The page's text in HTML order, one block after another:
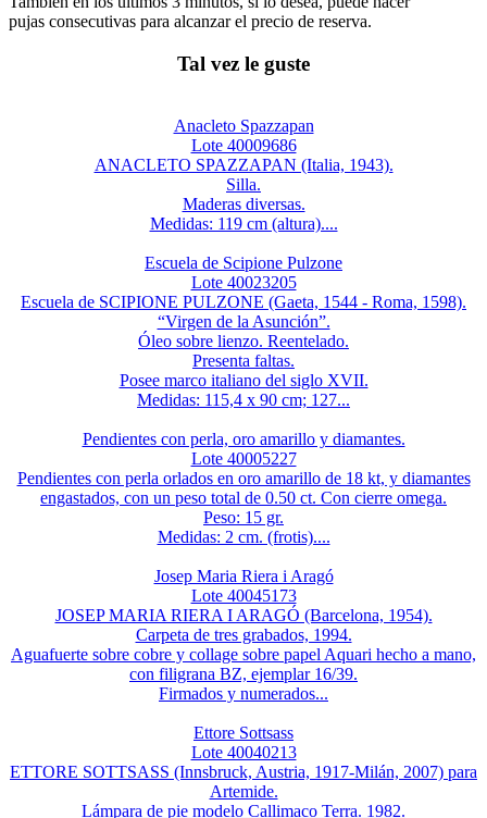
pujas consecutivas para alcanzar el precio de reserva.
Tal vez le guste
Anacleto Spazzapan
Lote 40009686
ANACLETO SPAZZAPAN (Italia, 1943).
Silla.
Maderas diversas.
Medidas: 119 cm (altura)....
Escuela de Scipione Pulzone
Lote 40023205
Escuela de SCIPIONE PULZONE (Gaeta, 1544 - Roma, 1598).
“Virgen de la Asunción”.
Óleo sobre lienzo. Reentelado.
Presenta faltas.
Posee marco italiano del siglo XVII.
Medidas: 115,4 x 90 cm; 127...
Pendientes con perla, oro amarillo y diamantes.
Lote 40005227
Pendientes con perla orlados en oro amarillo de 18 kt, y diamantes
engastados, con un peso total de 0.50 ct. Con cierre omega.
Peso: 15 gr.
Medidas: 2 cm. (frotis)....
Josep Maria Riera i Aragó
Lote 40045173
JOSEP MARIA RIERA I ARAGÓ (Barcelona, 1954).
Carpeta de tres grabados, 1994.
Aguafuerte sobre cobre y collage sobre papel Aquari hecho a mano,
con filigrana BZ, ejemplar 16/39.
Firmados y numerados...
Ettore Sottsass
Lote 40040213
ETTORE SOTTSASS (Innsbruck, Austria, 1917-Milán, 2007) para
Artemide.
Lámpara de pie modelo Callimaco Terra. 1982.